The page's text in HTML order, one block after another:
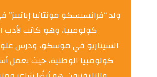
كولومبيا، وهو كاتب لأدب
السيناريو في موسكو، ودرس
كولومبيا الوطنية، حيث يعمل